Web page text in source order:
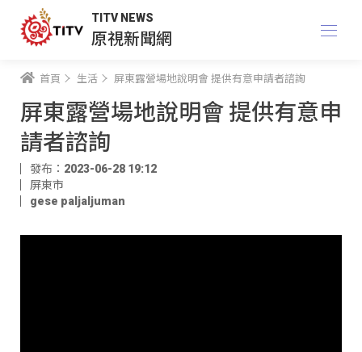
TITV NEWS
原視新聞網
首頁 生活 屏東露營場地說明會 提供有意申請者諮詢
屏東露營場地說明會 提供有意申
請者諮詢
發布：2023-06-28 19:12
屏東市
gese paljaljuman